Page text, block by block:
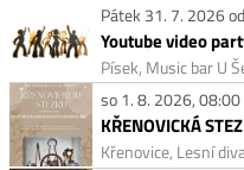
Pátek 31. 7. 2026
Youtube video
Písek, Music bar U
so 1. 8. 2026,
KŘENOVICKÁ
Křenovice, Lesní